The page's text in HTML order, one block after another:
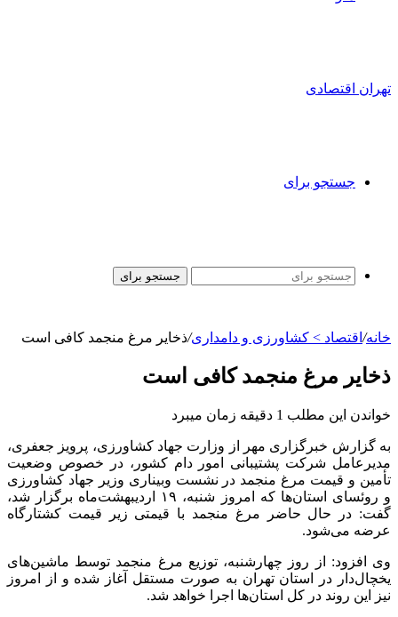
تهران اقتصادی
جستجو برای
جستجو برای
خانه/ اقتصاد > کشاورزی و دامداری/ذخایر مرغ منجمد کافی است
ذخایر مرغ منجمد کافی است
خواندن این مطلب 1 دقیقه زمان میبرد
به گزارش خبرگزاری مهر از وزارت جهاد کشاورزی، پرویز جعفری،
مدیرعامل شرکت پشتیبانی امور دام کشور، در خصوص وضعیت
تأمین و قیمت مرغ منجمد در نشست وبیناری وزیر جهاد کشاورزی
و روئسای استان‌ها که امروز شنبه، ۱۹ اردیبهشت‌ماه برگزار شد،
گفت: در حال حاضر مرغ منجمد با قیمتی زیر قیمت کشتارگاه
عرضه می‌شود.
وی افزود: از روز چهارشنبه، توزیع مرغ منجمد توسط ماشین‌های
یخچال‌دار در استان تهران به صورت مستقل آغاز شده و از امروز
نیز این روند در کل استان‌ها اجرا خواهد شد.